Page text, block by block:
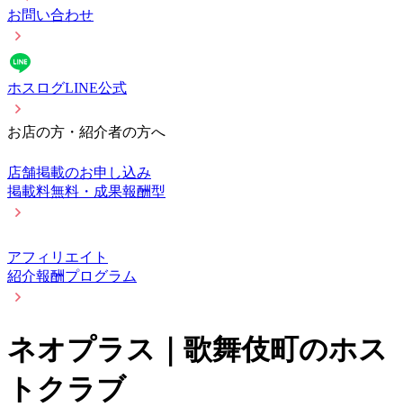
お問い合わせ
ホスログLINE公式
お店の方・紹介者の方へ
店舗掲載のお申し込み
掲載料無料・成果報酬型
アフィリエイト
紹介報酬プログラム
ネオプラス｜歌舞伎町のホス
トクラブ